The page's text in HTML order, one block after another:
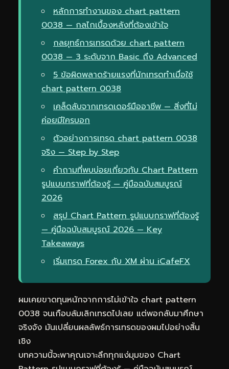
หลักการทำงานของ chart pattern
0038 — กลไกเบื้องหลังที่ต้องเข้าใจ
กลยุทธ์การเทรดด้วย chart pattern
0038 — 3 ระดับจาก Basic ถึง Advanced
5 ข้อผิดพลาดร้ายแรงที่นักเทรดทำเมื่อใช้
chart pattern 0038
เคล็ดลับจากเทรดเดอร์มืออาชีพ — สิ่งที่ไม่
ค่อยมีใครบอก
ตัวอย่างการเทรด chart pattern 0038
จริง — Step by Step
คำถามที่พบบ่อยเกี่ยวกับ Chart Pattern
รูปแบบกราฟที่ต้องรู้ — คู่มือฉบับสมบูรณ์
2026
สรุป Chart Pattern รูปแบบกราฟที่ต้องรู้
— คู่มือฉบับสมบูรณ์ 2026 — Key
Takeaways
เริ่มเทรด Forex กับ XM ผ่าน iCafeFX
ผมเคยขาดทุนหนักจากการไม่เข้าใจ chart pattern
0038 จนเกือบล้มเลิกเทรดไปเลย แต่พอกลับมาศึกษา
จริงจัง มันเปลี่ยนผลลัพธ์การเทรดของผมไปอย่างสิ้น
เชิง
บทความนี้จะพาคุณเจาะลึกทุกแง่มุมของ Chart